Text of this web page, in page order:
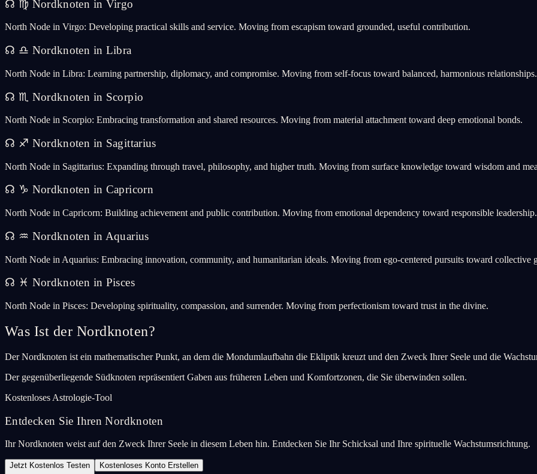
☊ ♍ Nordknoten in Virgo
North Node in Virgo: Developing practical skills and service. Moving from escapism toward grounded, useful contribution.
☊ ♎ Nordknoten in Libra
North Node in Libra: Learning partnership, diplomacy, and compromise. Moving from self-focus toward balanced, harmonious relationships.
☊ ♏ Nordknoten in Scorpio
North Node in Scorpio: Embracing transformation and shared resources. Moving from material attachment toward deep emotional bonds.
☊ ♐ Nordknoten in Sagittarius
North Node in Sagittarius: Expanding through travel, philosophy, and higher truth. Moving from surface knowledge toward wisdom and
☊ ♑ Nordknoten in Capricorn
North Node in Capricorn: Building achievement and public contribution. Moving from emotional dependency toward responsible leadership.
☊ ♒ Nordknoten in Aquarius
North Node in Aquarius: Embracing innovation, community, and humanitarian ideals. Moving from ego-centered pursuits toward collective
☊ ♓ Nordknoten in Pisces
North Node in Pisces: Developing spirituality, compassion, and surrender. Moving from perfectionism toward trust in the divine.
Was Ist der Nordknoten?
Der Nordknoten ist ein mathematischer Punkt, an dem die Mondumlaufbahn die Ekliptik kreuzt und den Zweck Ihrer Seele und die
Der gegenüberliegende Südknoten repräsentiert Gaben aus früheren Leben und Komfortzonen, die Sie überwinden sollen.
Kostenloses Astrologie-Tool
Entdecken Sie Ihren Nordknoten
Ihr Nordknoten weist auf den Zweck Ihrer Seele in diesem Leben hin. Entdecken Sie Ihr Schicksal und Ihre spirituelle Wachstumsrichtung.
Jetzt Kostenlos Testen Kostenloses Konto Erstellen